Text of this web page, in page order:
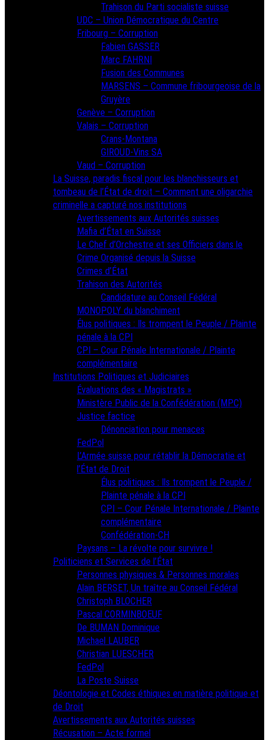
Trahison du Parti socialiste suisse
UDC – Union Démocratique du Centre
Fribourg – Corruption
Fabien GASSER
Marc FAHRNI
Fusion des Communes
MARSENS – Commune fribourgeoise de la
Gruyère
Genève – Corruption
Valais – Corruption
Crans-Montana
GIROUD-Vins SA
Vaud – Corruption
La Suisse, paradis fiscal pour les blanchisseurs et
tombeau de l’État de droit – Comment une oligarchie
criminelle a capturé nos institutions
Avertissements aux Autorités suisses
Mafia d’État en Suisse
Le Chef d’Orchestre et ses Officiers dans le
Crime Organisé depuis la Suisse
Crimes d’État
Trahison des Autorités
Candidature au Conseil Fédéral
MONOPOLY du blanchiment
Élus politiques : Ils trompent le Peuple / Plainte
pénale à la CPI
CPI – Cour Pénale Internationale / Plainte
complémentaire
Institutions Politiques et Judiciaires
Évaluations des « Magistrats »
Ministère Public de la Confédération (MPC)
Justice factice
Dénonciation pour menaces
FedPol
L’Armée suisse pour rétablir la Démocratie et
l’État de Droit
Élus politiques : Ils trompent le Peuple /
Plainte pénale à la CPI
CPI – Cour Pénale Internationale / Plainte
complémentaire
Confédération-CH
Paysans – La révolte pour survivre !
Politiciens et Services de l’État
Personnes physiques & Personnes morales
Alain BERSET, Un traître au Conseil Fédéral
Christoph BLOCHER
Pascal CORMINBOEUF
De BUMAN Dominique
Michael LAUBER
Christian LUESCHER
FedPol
La Poste Suisse
Déontologie et Codes éthiques en matière politique et
de Droit
Avertissements aux Autorités suisses
Récusation – Acte formel